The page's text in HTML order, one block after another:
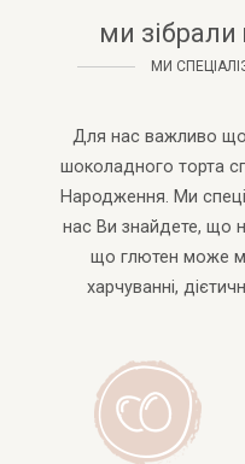
ми зібрали
МИ
Для нас важливо
шоколадного торта
Народження. Ми
нас Ви знайдете, що
що глютен може
харчуванні,